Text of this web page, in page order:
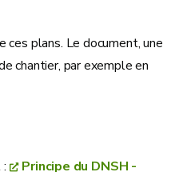
plans. Le document, une
chantier, par exemple en
Principe du DNSH -